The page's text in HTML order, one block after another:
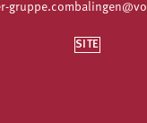
gruppe.com
SITE